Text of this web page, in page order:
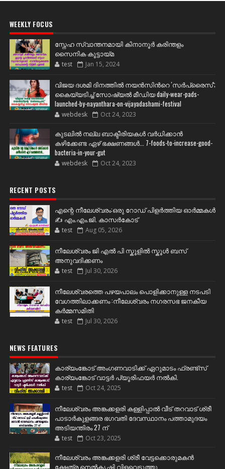
WEEKLY FOCUS
സ്നേഹ സ്വാന്തനമായി കിനാനൂർ കരിന്തളം
സൈനിക കൂട്ടായ്മ
test Jan 15, 2024
വിജയ ദശമി ദിനത്തില്‍ നയന്‍സിന്‍റെ 'സര്‍പ്രൈസ്';
കൈയ്യടിച്ച് സോഷ്യല്‍ മീഡിയ daily-wear-pads-
launched-by-nayanthara-on-vijayadashami-festival
webdesk Oct 24, 2023
കുടലിൽ നല്ല ബാക്ടീരിയകൾ വര്‍ധിക്കാന്‍
കഴിക്കേണ്ട ഏഴ് ഭക്ഷണങ്ങള്‍... 7-foods-to-increase-good-
bacteria-in-your-gut
webdesk Oct 24, 2023
RECENT POSTS
എന്റെ നീലേശ്വരം:ഒരു റോഡ് പിളർത്തിയ ഓർമ്മകൾ
✍️ എം.എം.ജി. കാസർകോട്
test Aug 05, 2026
നീലേശ്വരം ജി എൽ പി സ്കൂളിൽ സ്കൂൾ ബസ്
അനുവദിക്കണം
test Jul 30, 2026
നീലേശ്വരത്തെ പഴയപാലം പൊളിക്കാനുള്ള നടപടി
വേഗത്തിലാക്കണം :നീലേശ്വരം നഗരസഭ ജനകീയ
കർമ്മസമിതി
test Jul 30, 2026
NEWS FEATURES
കാര്യംങ്കോട് അംഗണവാടിക്ക് ഏറുമാടം ഫ്രണ്ട്സ്
കാര്യംങ്കോട് വാട്ടർ പ്യൂരിഫയർ നൽകി.
test Oct 24, 2025
നീലേശ്വരം അങ്കക്കളരി കള്ളിപ്പാൽ വീട് തറവാട് ശ്രീ
പാടാർകുളങ്ങര ഭഗവതി ദേവസ്ഥാനം പത്താമുദയം
അടിയന്തിരം 27 ന്
test Oct 23, 2025
നീലേശ്വരം അങ്കക്കളരി ശ്രീ വേട്ടക്കൊരുമകൻ
ക്ഷേത്ര നെൽകൃഷി വിളവെടുത്തു